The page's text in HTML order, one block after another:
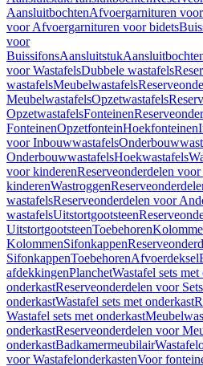
AansluitbochtenAfvoergarnituren
voor Afvoergarnituren voor bidets
voor
BuissifonsAansluitstuk
voor WastafelsDubbele wastafels
wastafelsMeubelwastafels
MeubelwastafelsOpzetwastafels
OpzetwastafelsFonteinen
FonteinenOpzetfonteinHoekfonteinen
voor Inbouwwastafels
OnderbouwwastafelsHoekwastafels
voor kinderenReserveonderdelen
kinderenWastroggen
wastafelsReserveonderdelen voor
wastafelsUitstortgootsteen
UitstortgootsteenToebehoren
KolommenSifonkappen
SifonkappenToebehorenAfvoerdeksel
afdekkingenPlanchetWastafel sets met
onderkastReserveonderdelen voor
onderkastWastafel sets met onderkast
Wastafel sets met onderkast
onderkastReserveonderdelen voor
onderkastBadkamermeubilair
voor WastafelonderkastenVoor